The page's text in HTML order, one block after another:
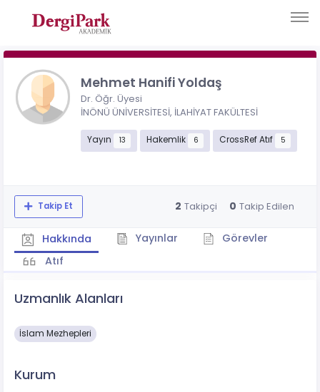
Mehmet Hanifi Yoldaş
Dr. Öğr. Üyesi
İNÖNÜ ÜNİVERSİTESİ, İLAHİYAT FAKÜLTESİ
Yayın 13 Hakemlik 6 CrossRef Atıf 5
Takip Et 2 Takipçi 0 Takip Edilen
Hakkında Yayınlar
Görevler
Atıf
Uzmanlık Alanları
İslam Mezhepleri
Kurum